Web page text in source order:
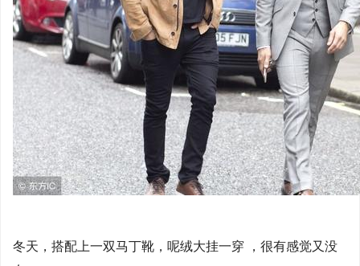
冬天，搭配上一双马丁靴，呢绒大挂一穿 ，很有感觉又没